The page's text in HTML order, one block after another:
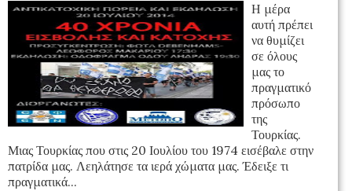
Η μέρα
αυτή πρέπει
να θυμίζει
σε όλους
μας το
πραγματικό
πρόσωπο
της
Τουρκίας.
Μιας Τουρκίας που στις 20 Ιουλίου του 1974 εισέβαλε στην
πατρίδα μας. Λεηλάτησε τα ιερά χώματα μας. Έδειξε τι
πραγματικά...